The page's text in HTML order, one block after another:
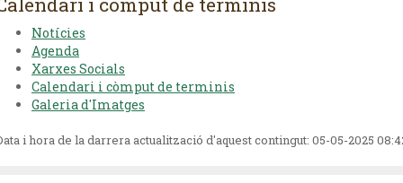
Notícies
Agenda
Xarxes Socials
Calendari i còmput de terminis
Galeria d'Imatges
i hora de la darrera actualització d'aquest contingut: 05-05-2025